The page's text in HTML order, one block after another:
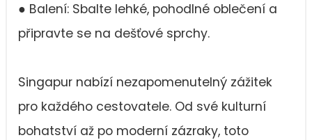
● Balení: Sbalte lehké, pohodlné oblečení a
připravte se na dešťové sprchy.
Singapur nabízí nezapomenutelný zážitek
pro každého cestovatele. Od své kulturní
bohatství až po moderní zázraky, toto